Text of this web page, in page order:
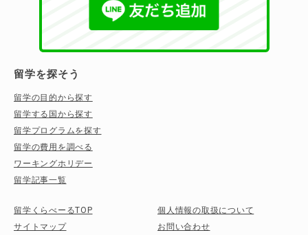
留学を探そう
留学の目的から探す
留学する国から探す
留学プログラムを探す
留学の費用を調べる
ワーキングホリデー
留学記事一覧
留学くらべーるTOP
サイトマップ
個人情報の取扱について
お問い合わせ